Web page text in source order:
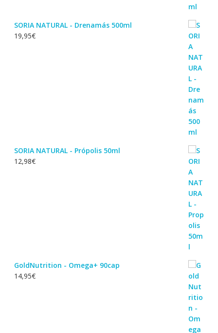
SORIA NATURAL - Drenamás 500ml
19,95€
SORIA NATURAL - Própolis 50ml
12,98€
GoldNutrition - Omega+ 90cap
14,95€